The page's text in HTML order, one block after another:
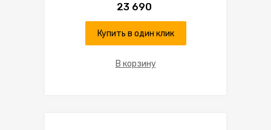
23 690
Купить в один клик
В корзину